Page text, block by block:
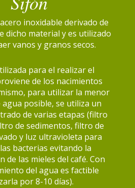
inoxidable derivado de
dicho material y es utilizado
vanos y granos secos.
para el realizar el
de los nacimientos
para utilizar la menor
agua posible, se utiliza un
de varias etapas (filtro
de sedimentos, filtro de
y luz ultravioleta para
bacterias evitando la
de las mieles del café. Con
del agua es factible
por 8-10 días).